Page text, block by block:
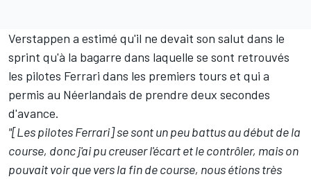
Verstappen a estimé qu'il ne devait son salut dans le
sprint qu'à la bagarre dans laquelle se sont retrouvés
les pilotes Ferrari dans les premiers tours et qui a
permis au Néerlandais de prendre deux secondes
d'avance.
"[Les pilotes Ferrari] se sont un peu battus au début de la
course, donc j'ai pu creuser l'écart et le contrôler, mais on
pouvait voir que vers la fin de course, nous étions très